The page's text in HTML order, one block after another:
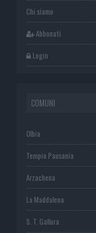
Chi siamo
Abbonati
Login
COMUNI
Olbia
Tempio Pausania
Arzachena
La Maddalena
S. T. Gallura